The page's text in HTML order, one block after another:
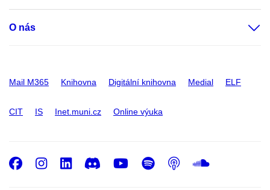
O nás
Mail M365 Knihovna Digitální knihovna Medial ELF
CIT IS Inet.muni.cz Online výuka
Facebook
Instagram
LinkedIn
DiscordYoutube
Spotify
Podcast